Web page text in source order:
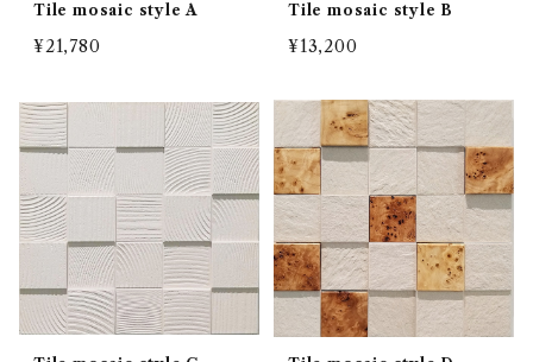
Tile mosaic style A
¥21,780
Tile mosaic style B
¥13,200